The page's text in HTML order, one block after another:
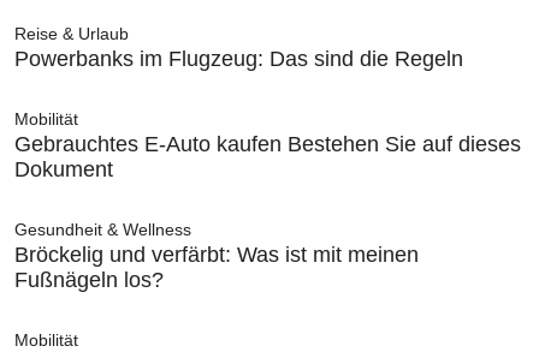
Reise & Urlaub
Powerbanks im Flugzeug: Das sind die Regeln
Mobilität
Gebrauchtes E-Auto kaufen Bestehen Sie auf dieses
Dokument
Gesundheit & Wellness
Bröckelig und verfärbt: Was ist mit meinen
Fußnägeln los?
Mobilität